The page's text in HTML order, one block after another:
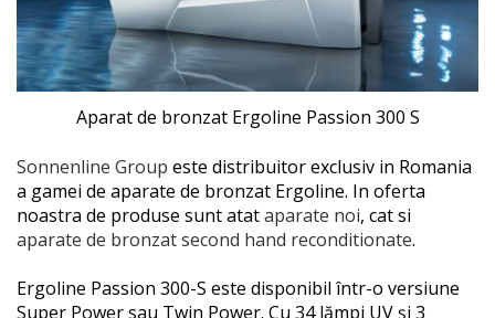
Aparat de bronzat Ergoline Passion 300 S
Sonnenline Group este distribuitor exclusiv in Romania
a gamei de aparate de bronzat Ergoline. In oferta
noastra de produse sunt atataparate noi, cat si
aparate de bronzat second hand reconditionate.
Ergoline Passion 300-S este disponibil într-o versiune
Super Power sau Twin Power. Cu 34 lămpi UV și 3